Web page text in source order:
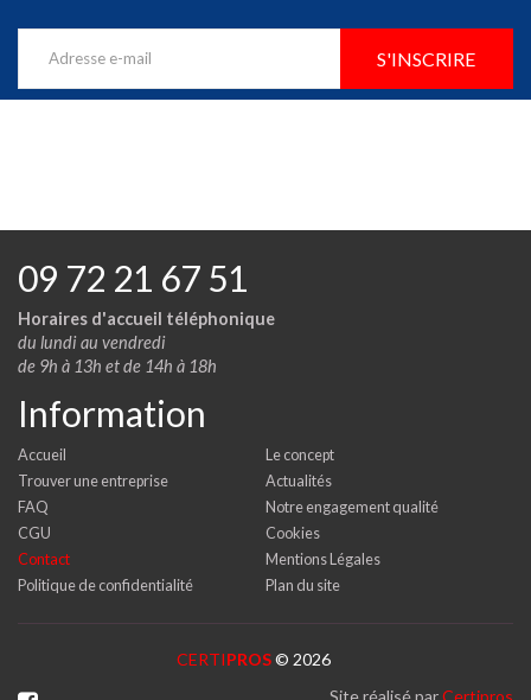
S'INSCRIRE
09 72 21 67 51
Horaires d'accueil téléphonique
du lundi au vendredi
de 9h à 13h et de 14h à 18h
Information
Accueil
Le concept
Trouver une entreprise
Actualités
FAQ
Notre engagement qualité
CGU
Cookies
Contact
Mentions Légales
Politique de confidentialité
Plan du site
CERTIPROS© 2026
Site réalisé parCertipros